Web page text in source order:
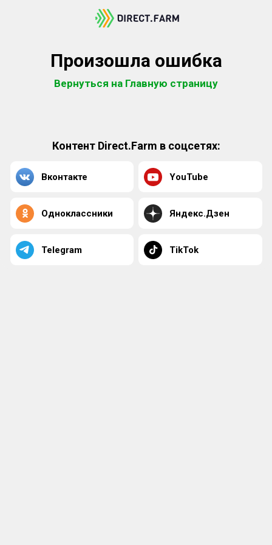
Произошла ошибка
Вернуться на Главную страницу
Контент Direct.Farm в соцсетях:
Вконтакте YouTube
Одноклассники Яндекс.Дзен
Telegram TikTok